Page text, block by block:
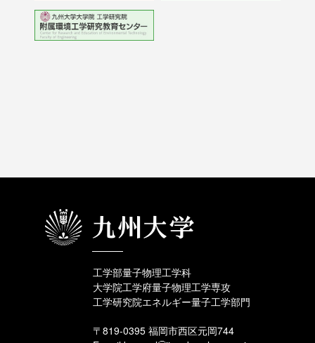
工学部量子物理工学科
大学院工学府量子物理工学専攻
工学研究院エネルギー量子工学部門
〒819-0395 福岡市西区元岡744